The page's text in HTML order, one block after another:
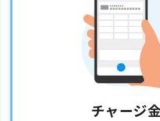
チャージ